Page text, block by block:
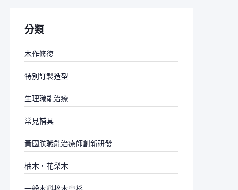
分類
木作修復
特別訂製造型
生理職能治療
常見輔具
黃國朕職能治療師創新研發
柚木，花梨木